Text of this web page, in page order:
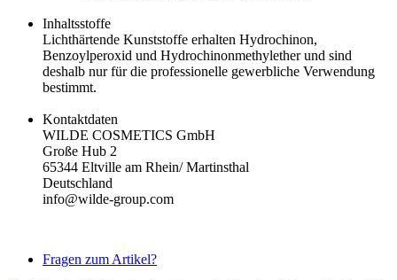
Inhaltsstoffe
Lichthärtende Kunststoffe erhalten Hydrochinon,
Benzoylperoxid und Hydrochinonmethylether und sind
deshalb nur für die professionelle gewerbliche Verwendung
bestimmt.
Kontaktdaten
WILDE COSMETICS GmbH
Große Hub 2
65344 Eltville am Rhein/ Martinsthal
Deutschland
info@wilde-group.com
Fragen zum Artikel?